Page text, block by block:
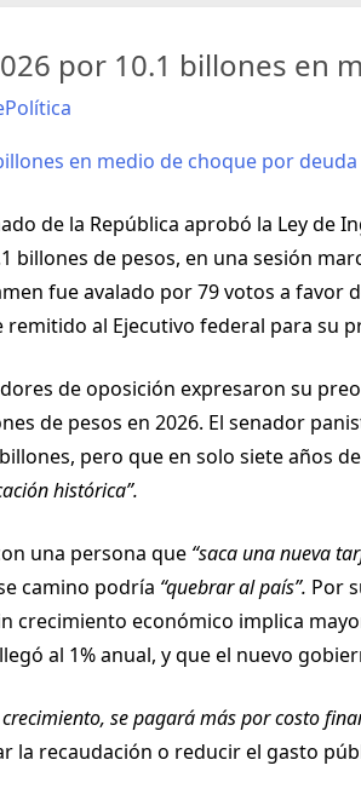
por 10.1 billones en
de la República aprobó la Ley de
billones de pesos, en una sesión
fue avalado por 79 votos a favor
remitido al Ejecutivo federal para su
de oposición expresaron su
de pesos en 2026. El senador
pero que en solo siete años
histórica”.
una persona que “saca una nueva
camino podría “quebrar al país”. Por
crecimiento económico implica
al 1% anual, y que el nuevo
se pagará más por costo
la recaudación o reducir el gasto